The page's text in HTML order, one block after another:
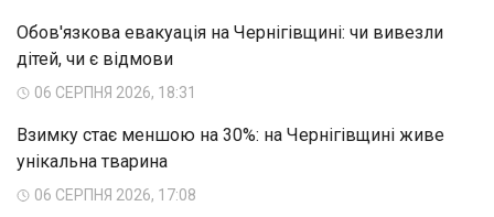
Обов'язкова евакуація на Чернігівщині: чи вивезли
дітей, чи є відмови
06 СЕРПНЯ 2026, 18:31
Взимку стає меншою на 30%: на Чернігівщині живе
унікальна тварина
06 СЕРПНЯ 2026, 17:08